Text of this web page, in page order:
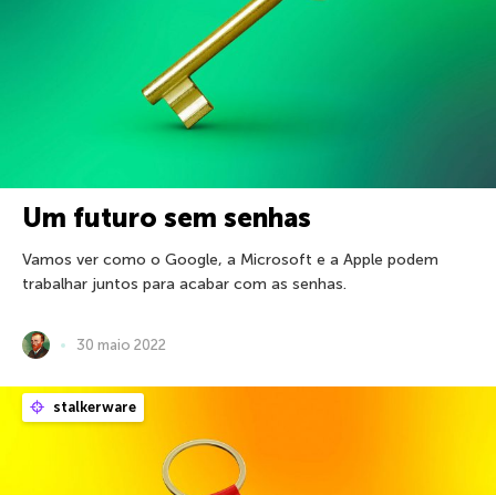
Um futuro sem senhas
Vamos ver como o Google, a Microsoft e a Apple podem
trabalhar juntos para acabar com as senhas.
30 maio 2022
stalkerware